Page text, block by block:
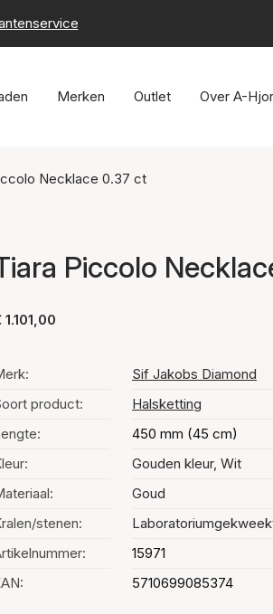
Merken Outlet Over A-
Necklace 0.37 ct
Piccolo
1.101,00
Sif Jakobs Diamond
product:
Halsketting
450 mm (45 cm)
Gouden kleur, Wit
Goud
stenen:
15971
5710699085374